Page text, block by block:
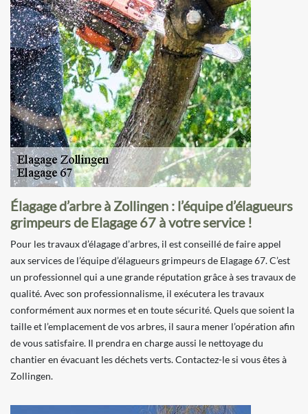
Élagage d’arbre à Zollingen : l’équipe d’élagueurs
grimpeurs de Elagage 67 à votre service !
Pour les travaux d’élagage d’arbres, il est conseillé de faire appel
aux services de l’équipe d’élagueurs grimpeurs de Elagage 67. C’est
un professionnel qui a une grande réputation grâce à ses travaux de
qualité. Avec son professionnalisme, il exécutera les travaux
conformément aux normes et en toute sécurité. Quels que soient la
taille et l’emplacement de vos arbres, il saura mener l’opération afin
de vous satisfaire. Il prendra en charge aussi le nettoyage du
chantier en évacuant les déchets verts. Contactez-le si vous êtes à
Zollingen.